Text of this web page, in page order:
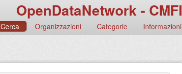
OpenDataNetwork - CMFI
Cerca Organizzazioni Categorie Informazioni